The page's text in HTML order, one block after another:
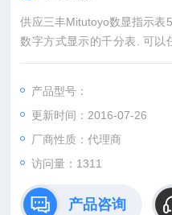
供应三丰Mitutoyo数显指示表
数字方式显示的千分表. 可以
特殊要求、公差值设置可进
产品型号：
更新时间：2016-07-26
厂商性质：代理商
访问量：1311
产品咨询